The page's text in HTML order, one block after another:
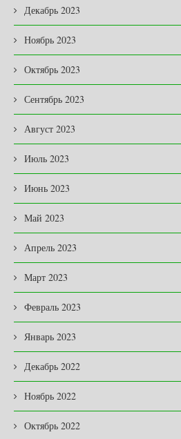
Декабрь 2023
Ноябрь 2023
Октябрь 2023
Сентябрь 2023
Август 2023
Июль 2023
Июнь 2023
Май 2023
Апрель 2023
Март 2023
Февраль 2023
Январь 2023
Декабрь 2022
Ноябрь 2022
Октябрь 2022